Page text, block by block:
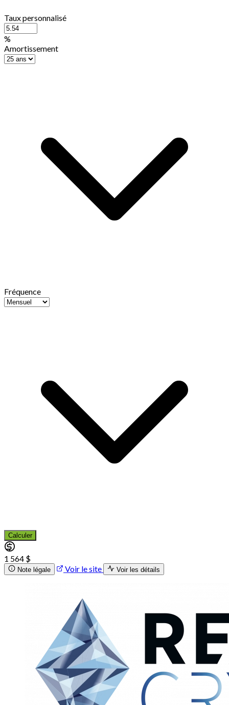
Taux personnalisé
%
Amortissement
Fréquence
Calculer
1 564 $
Note légale Voir le site Voir les détails